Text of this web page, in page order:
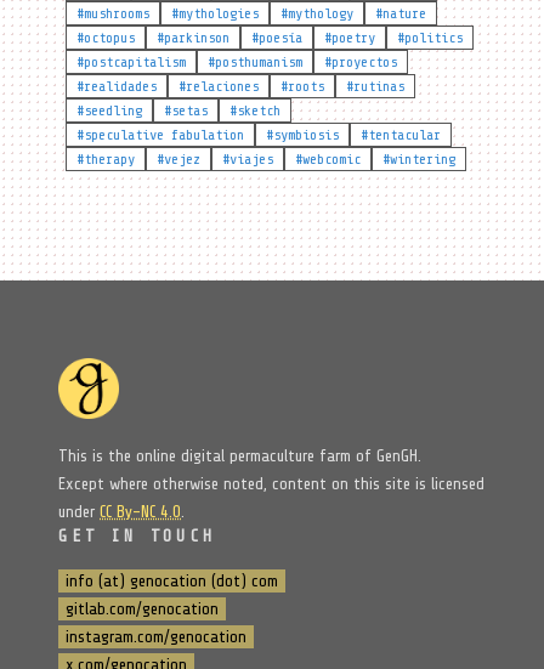
#mushrooms
#mythologies #mythology
#nature
#octopus
#parkinson #poesía #poetry
#politics
#postcapitalism
#posthumanism
#proyectos
#realidades
#relaciones #roots
#rutinas
#seedling
#setas
#sketch
#speculative fabulation
#symbiosis
#tentacular
#therapy
#vejez #viajes #webcomic #wintering
This is the online digital permaculture farm of GenGH.
Except where otherwise noted, content on this site is licensed
under CC By-NC 4.0.
GET IN TOUCH
info (at) genocation (dot) com
gitlab.com/genocation
instagram.com/genocation
x.com/genocation